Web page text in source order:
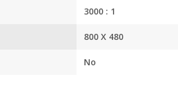
3000 : 1
800 X 480
No
cobertura en